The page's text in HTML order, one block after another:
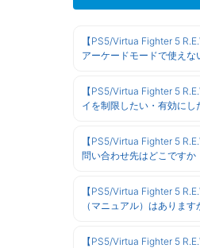
【PS5/Virtua Fighter 5
アーケードモードで使えな
【PS5/Virtua Fighter 5
イを制限したい・有効にし
【PS5/Virtua Fighter 5
問い合わせ先はどこですか
【PS5/Virtua Fighter 5
（マニュアル）はあります
【PS5/Virtua Fighter 5